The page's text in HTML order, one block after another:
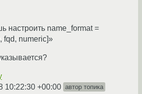
настроить name_format =
fqd, numeric]»
10:22:30 +00:00 автор топика